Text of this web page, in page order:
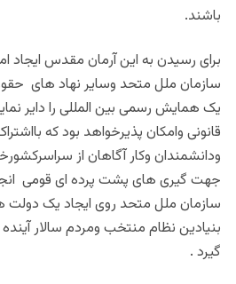
باشند.
برای رسیدن به این آرمان مقدس ایجاد
سازمان ملل متحد وسایر نهاد های
یک همایش رسمی بین المللی را دایر
قانونی وامکان پذیرخواهد بود که
ودانشمندان وکار آگاهان از
جهت گیری های پشت پرده ای قومی
سازمان ملل متحد روی ایجاد یک
بنیادین نظام منتخب ومردم سالار
گیرد .